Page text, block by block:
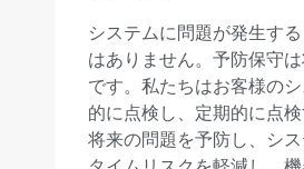
システムに問題が発生す
はありません。予防保守
です。私たちはお客様の
的に点検し、定期的に点検
将来の問題を予防し、シ